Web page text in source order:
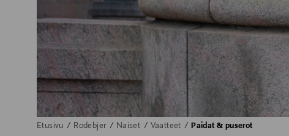
Etusivu Rodebjer Naiset Vaatteet Paidat & puserot